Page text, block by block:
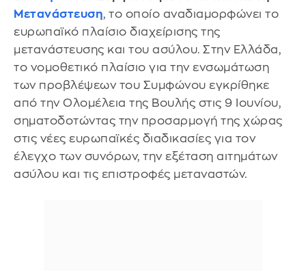
Μετανάστευση, το οποίο αναδιαμορφώνει το
ευρωπαϊκό πλαίσιο διαχείρισης της
μετανάστευσης και του ασύλου. Στην Ελλάδα,
το νομοθετικό πλαίσιο για την ενσωμάτωση
των προβλέψεων του Συμφώνου εγκρίθηκε
από την Ολομέλεια της Βουλής στις 9 Ιουνίου,
σηματοδοτώντας την προσαρμογή της χώρας
στις νέες ευρωπαϊκές διαδικασίες για τον
έλεγχο των συνόρων, την εξέταση αιτημάτων
ασύλου και τις επιστροφές μεταναστών.